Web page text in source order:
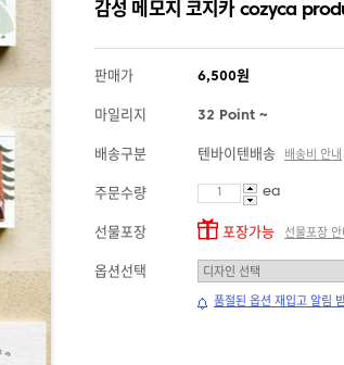
감성 메모지 코지카 cozyca
판매가 6,500원
마일리지 32 Point ~
배송구분 텐바이텐배송 배송비 안내
주문수량 ea
선물포장 포장가능 선물포장 안
옵션선택
품절된 옵션 재입고 알림 받